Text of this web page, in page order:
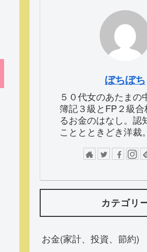
ぼちぼち
５０代女のあたまの
簿記３級とFP２級
るお金のはなし。認
こととときどき洋裁。
カテゴリ
お金(家計、投資、節約)